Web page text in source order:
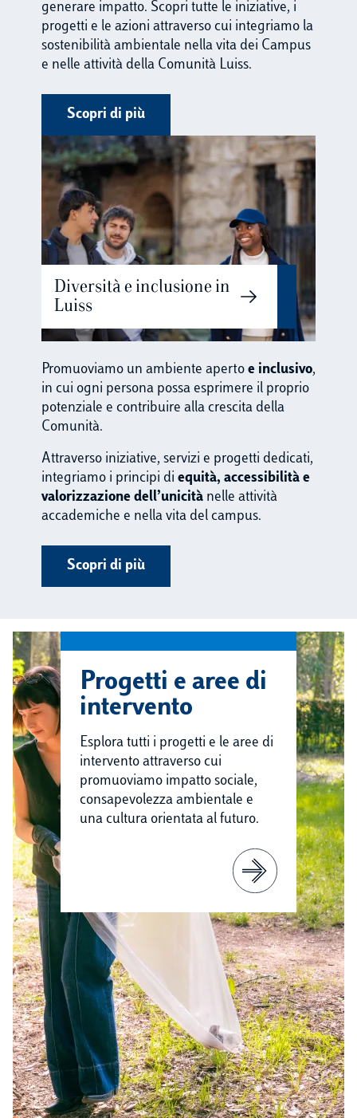
generare impatto. Scopri tutte le iniziative, i
progetti e le azioni attraverso cui integriamo la
sostenibilità ambientale nella vita dei Campus
e nelle attività della Comunità Luiss.
Scopri di più
Diversità e inclusione in
Luiss
Promuoviamo un ambiente aperto e inclusivo,
in cui ogni persona possa esprimere il proprio
potenziale e contribuire alla crescita della
Comunità.
Attraverso iniziative, servizi e progetti dedicati,
integriamo i principi di equità, accessibilità e
valorizzazione dell’unicità nelle attività
accademiche e nella vita del campus.
Scopri di più
Progetti e aree di
intervento
Esplora tutti i progetti e le aree di
intervento attraverso cui
promuoviamo impatto sociale,
consapevolezza ambientale e
una cultura orientata al futuro.